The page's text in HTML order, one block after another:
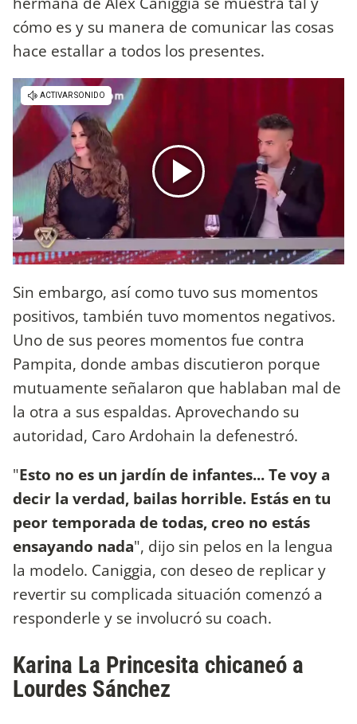
cómo es y su manera de comunicar las cosas
hace estallar a todos los presentes.
Sin embargo, así como tuvo sus momentos
positivos, también tuvo momentos negativos.
Uno de sus peores momentos fue contra
Pampita, donde ambas discutieron porque
mutuamente señalaron que hablaban mal de
la otra a sus espaldas. Aprovechando su
autoridad, Caro Ardohain la defenestró.
"Esto no es un jardín de infantes... Te voy a
decir la verdad, bailas horrible. Estás en tu
peor temporada de todas, creo no estás
ensayando nada", dijo sin pelos en la lengua
la modelo. Caniggia, con deseo de replicar y
revertir su complicada situación comenzó a
responderle y se involucró su coach.
Karina La Princesita chicaneó a
Lourdes Sánchez